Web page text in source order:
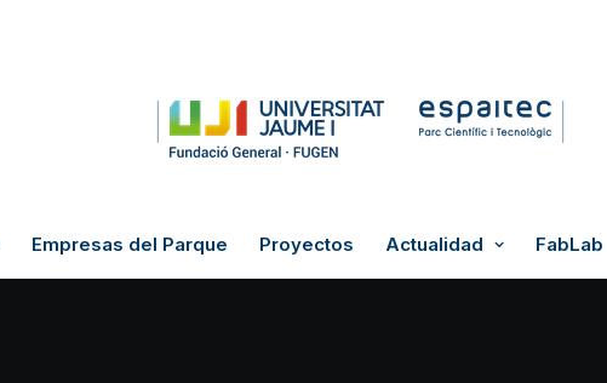
Empresas del Parque Proyectos Actualidad FabLab